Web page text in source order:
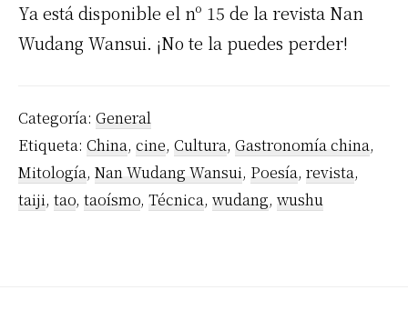
Ya está disponible el nº 15 de la revista Nan
Wudang Wansui. ¡No te la puedes perder!
Categoría: General
Etiqueta: China, cine, Cultura, Gastronomía china,
Mitología, Nan Wudang Wansui, Poesía, revista,
taiji, tao, taoísmo, Técnica, wudang, wushu